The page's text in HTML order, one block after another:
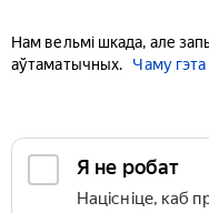
Нам вельмі шкада, але
аўтаматычных.
Чаму
Я не робат
Націсніце, каб